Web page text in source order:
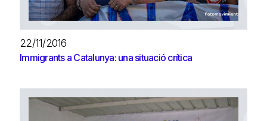
22/11/2016
Immigrants a Catalunya: una situació crítica